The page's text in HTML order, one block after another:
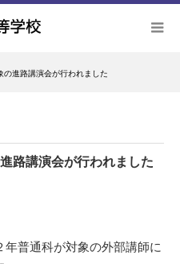
の進路講演会が行われました
路講演会が行われました
普通科が対象の外部講師に